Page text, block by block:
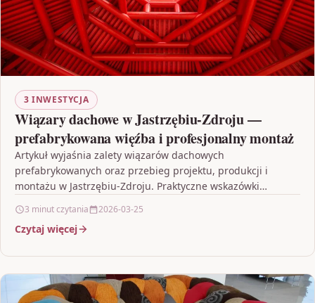
3 INWESTYCJA
Wiązary dachowe w Jastrzębiu-Zdroju —
prefabrykowana więźba i profesjonalny montaż
Artykuł wyjaśnia zalety wiązarów dachowych
prefabrykowanych oraz przebieg projektu, produkcji i
montażu w Jastrzębiu-Zdroju. Praktyczne wskazówki
inwestycji.
3 minut czytania 2026-03-25
Czytaj więcej